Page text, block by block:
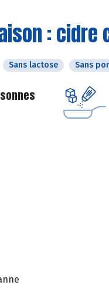
: cidre
Sans lactose Sans